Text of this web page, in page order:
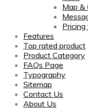
Map &
Pricing
Features
Top rated product
Product Category
FAQs Page
Typography
Sitemap
Contact Us
About Us